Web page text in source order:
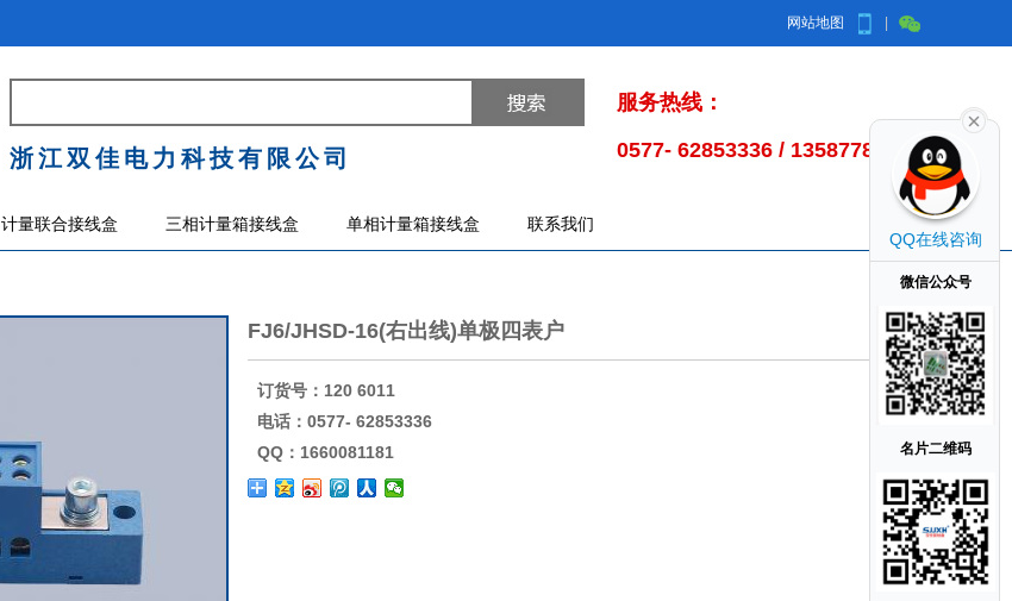
网站地图
浙江双佳电力科技有限公司
服务热线：
0577- 62853336 / 13587785998
计量联合接线盒 三相计量箱接线盒 单相计量箱接线盒 联系我们
FJ6/JHSD-16(右出线)单极四表户
订货号：120 6011
电话：0577- 62853336
QQ：1660081181
QQ在线咨询
微信公众号
名片二维码